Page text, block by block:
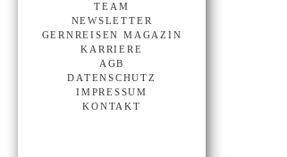
TEAM
NEWSLETTER
GERNREISEN MAGAZIN
KARRIERE
AGB
DATENSCHUTZ
IMPRESSUM
KONTAKT